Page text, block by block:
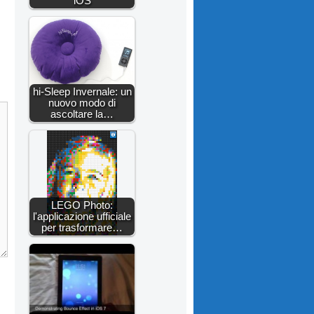
hi-Sleep Invernale: un
nuovo modo di
ascoltare la…
LEGO Photo:
l'applicazione ufficiale
per trasformare…